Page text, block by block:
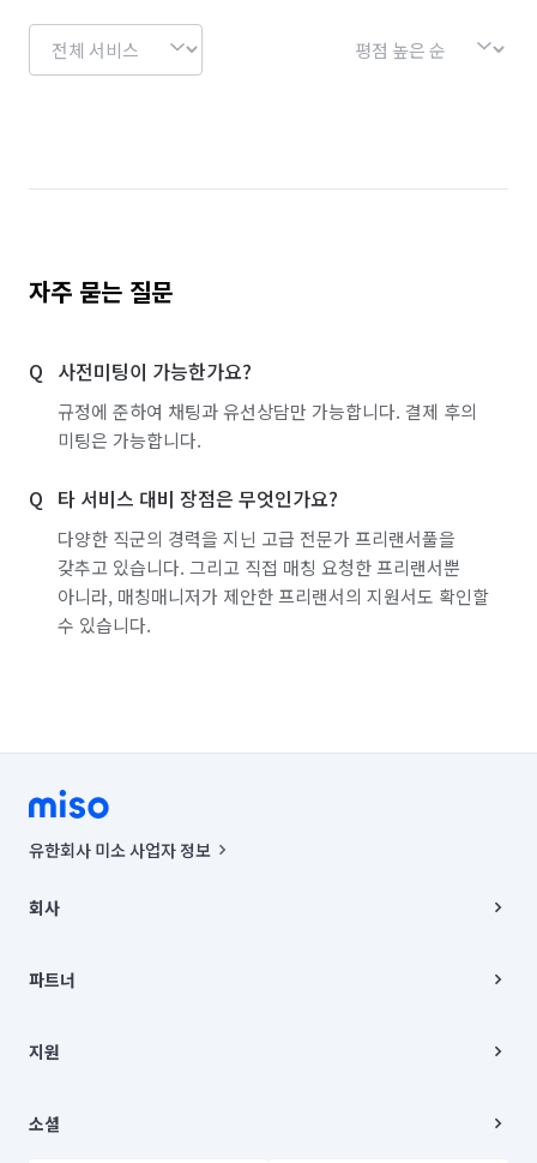
자주 묻는 질문
사전미팅이 가능한가요?
규정에 준하여 채팅과 유선상담만 가능합니다. 결제 후의
미팅은 가능합니다.
타 서비스 대비 장점은 무엇인가요?
다양한 직군의 경력을 지닌 고급 전문가 프리랜서풀을
갖추고 있습니다. 그리고 직접 매칭 요청한 프리랜서뿐
아니라, 매칭매니저가 제안한 프리랜서의 지원서도 확인할
수 있습니다.
유한회사 미소 사업자 정보
00019 |
주소 | 본사: 서울특별시 종로구 율곡로 6(중학동, 트윈트리빌딩) B동 5층
컨택센터 : 서울특별시 종로구 수송동 율곡로 24, 7층, 8층 미소
상품, 상품정보, 거래에 관한 의무와 책임은 거래당사자에게 있습니다.
언론 보도 관련 문의:
© 유한회사 미소. Miso, Inc. All Rights Reserved.
회사
채용
파트너
이사
지원
이용약관
소셜